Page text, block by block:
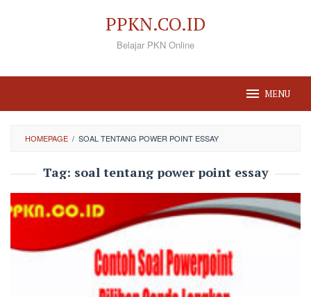
PPKN.CO.ID
Belajar PKN Online
MENU
HOMEPAGE / SOAL TENTANG POWER POINT ESSAY
Tag: soal tentang power point essay